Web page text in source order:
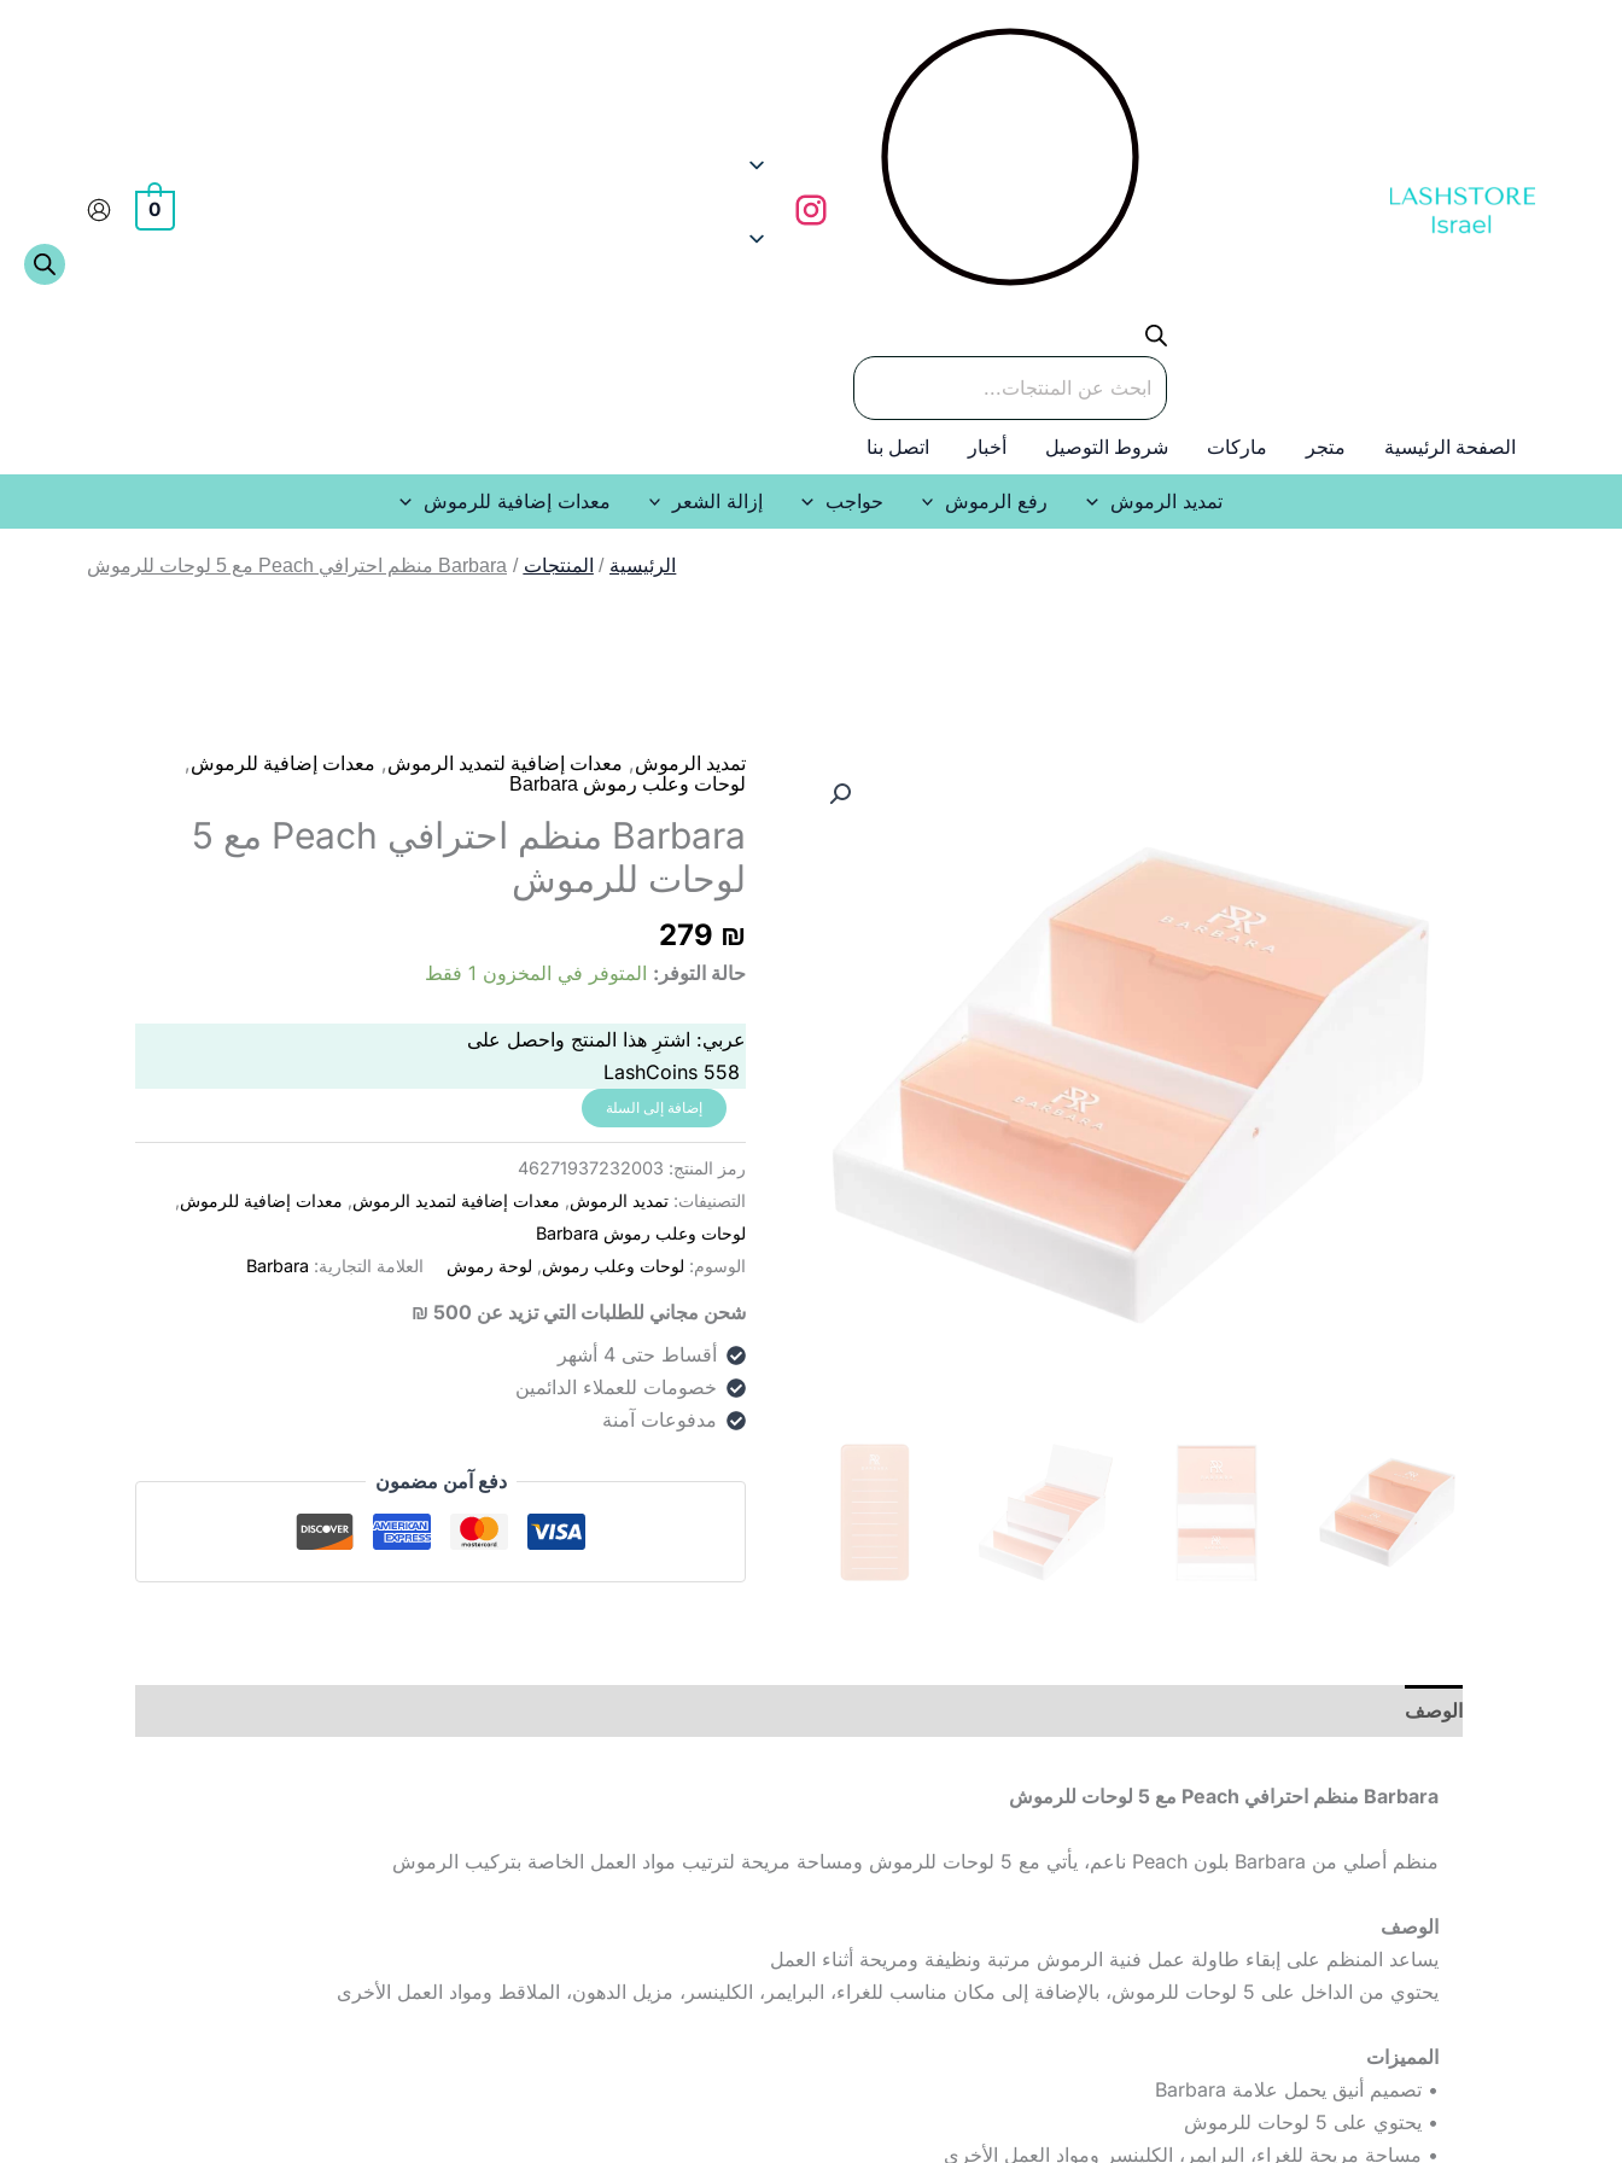
Products
search
0
الصفحة الرئيسية متجر ماركات شروط التوصيل أخبار اتصل بنا
تمديد الرموش رفع الرموش حواجب إزالة الشعر معدات إضافية للرموش
الرئيسية المنتجات Barbara منظم احترافي Peach مع 5 لوحات للرموش
تمديد الرموش, معدات إضافية لتمديد الرموش, معدات إضافية للرموش,
لوحات وعلب رموش Barbara
Barbara منظم احترافي Peach مع 5
لوحات للرموش
279 ₪
حالة التوفر: المتوفر في المخزون 1 فقط
عربي: اشترِ هذا المنتج واحصل على
558
إضافة إلى السلة
رمز المنتج: 46271937232003
التصنيفات: تمديد الرموش, معدات إضافية لتمديد الرموش, معدات إضافية للرموش,
لوحات وعلب رموش Barbara
الوسوم: لوحات وعلب رموش, لوحة رموش العلامة التجارية: Barbara
شحن مجاني للطلبات التي تزيد عن 500 ₪
أقساط حتى 4 أشهر
خصومات للعملاء الدائمين
مدفوعات آمنة
دفع آمن مضمون
الوصف
Barbara منظم احترافي Peach مع 5 لوحات للرموش
منظم أصلي من Barbara بلون Peach ناعم، يأتي مع 5 لوحات للرموش ومساحة مريحة لترتيب مواد العمل الخاصة بتركيب الرموش
الوصف
يساعد المنظم على إبقاء طاولة عمل فنية الرموش مرتبة ونظيفة ومريحة أثناء العمل
يحتوي من الداخل على 5 لوحات للرموش، بالإضافة إلى مكان مناسب للغراء، البرايمر، الكلينسر، مزيل الدهون، الملاقط ومواد العمل الأخرى
المميزات
• تصميم أنيق يحمل علامة Barbara
• يحتوي على 5 لوحات للرموش
• مساحة مريحة للغراء، البرايمر، الكلينسر ومواد العمل الأخرى